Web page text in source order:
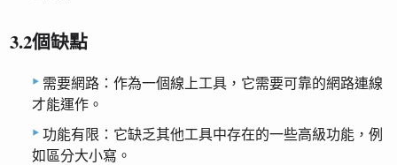
3.2個缺點
需要網路：作為一個線上工具，它需要可靠的網路連線
才能運作。
功能有限：它缺乏其他工具中存在的一些高級功能，例
如區分大小寫。